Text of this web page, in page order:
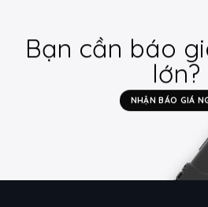
Bạn cần báo
lớn?
NHẬN BÁO GIÁ